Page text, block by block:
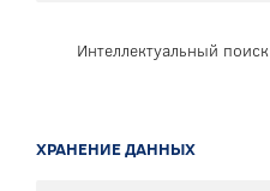
Интеллектуальный поиск
ХРАНЕНИЕ ДАННЫХ